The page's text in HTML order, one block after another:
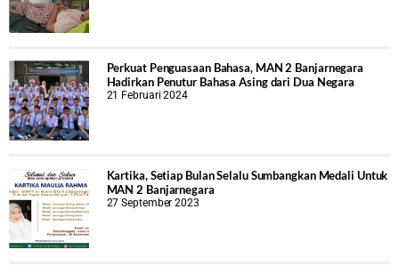
Perkuat Penguasaan Bahasa, MAN 2 Banjarnegara
Hadirkan Penutur Bahasa Asing dari Dua Negara
21 Februari 2024
Kartika, Setiap Bulan Selalu Sumbangkan Medali Untuk
MAN 2 Banjarnegara
27 September 2023